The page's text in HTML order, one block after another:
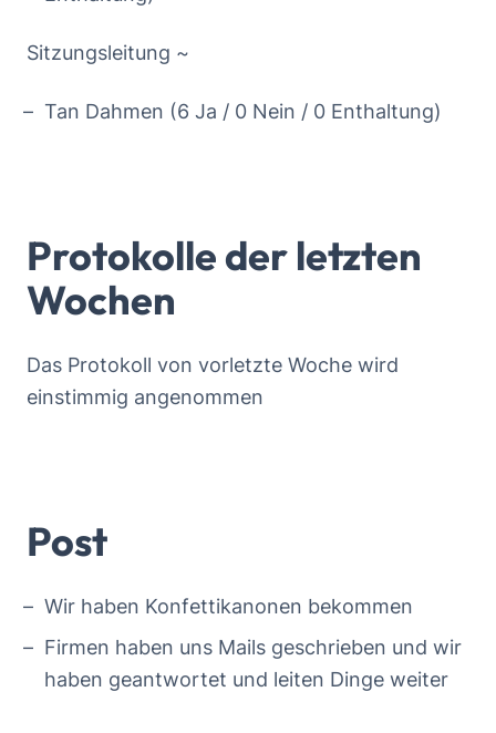
Sitzungsleitung ~
Tan Dahmen (6 Ja / 0 Nein / 0 Enthaltung)
Protokolle der letzten
Wochen
Das Protokoll von vorletzte Woche wird
einstimmig angenommen
Post
Wir haben Konfettikanonen bekommen
Firmen haben uns Mails geschrieben und wir
haben geantwortet und leiten Dinge weiter